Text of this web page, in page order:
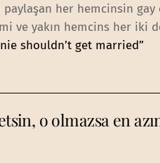
her hemcinsin
ve yakın hemcins her iki
shouldn’t get married”
o olmazsa en